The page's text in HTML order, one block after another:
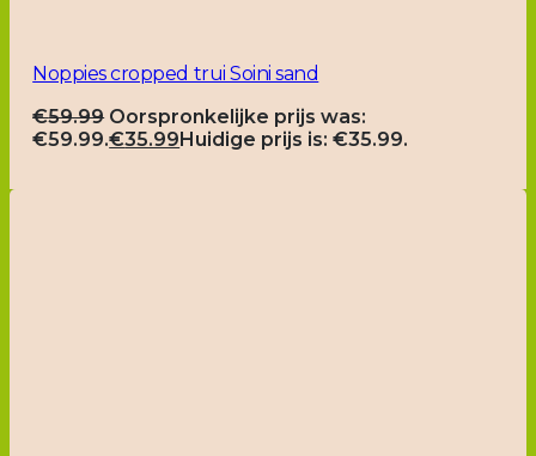
Noppies cropped trui Soini sand
€59.99 Oorspronkelijke prijs was:
€59.99.€35.99Huidige prijs is: €35.99.